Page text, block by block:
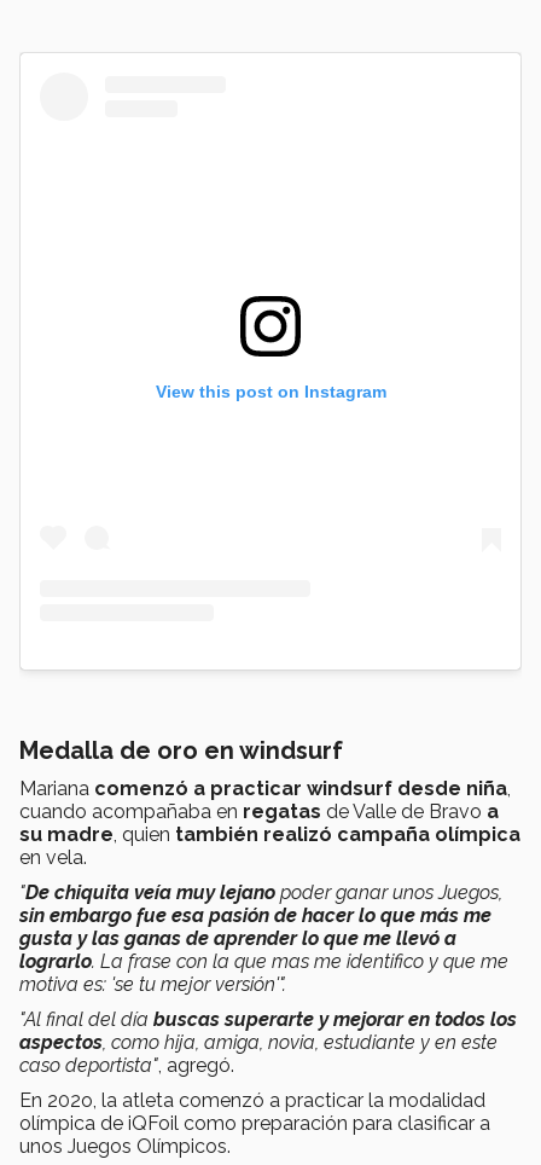
View this post on Instagram
Medalla de oro en windsurf
Mariana comenzó a practicar windsurf desde niña,
cuando acompañaba en regatas de Valle de Bravo a
su madre, quien también realizó campaña olímpica
en vela.
"De chiquita veía muy lejano poder ganar unos Juegos,
sin embargo fue esa pasión de hacer lo que más me
gusta y las ganas de aprender lo que me llevó a
lograrlo. La frase con la que mas me identifico y que me
motiva es: 'se tu mejor versión'".
"Al final del día buscas superarte y mejorar en todos los
aspectos, como hija, amiga, novia, estudiante y en este
caso deportista", agregó.
En 202o, la atleta comenzó a practicar la modalidad
olímpica de iQFoil como preparación para clasificar a
unos Juegos Olímpicos.